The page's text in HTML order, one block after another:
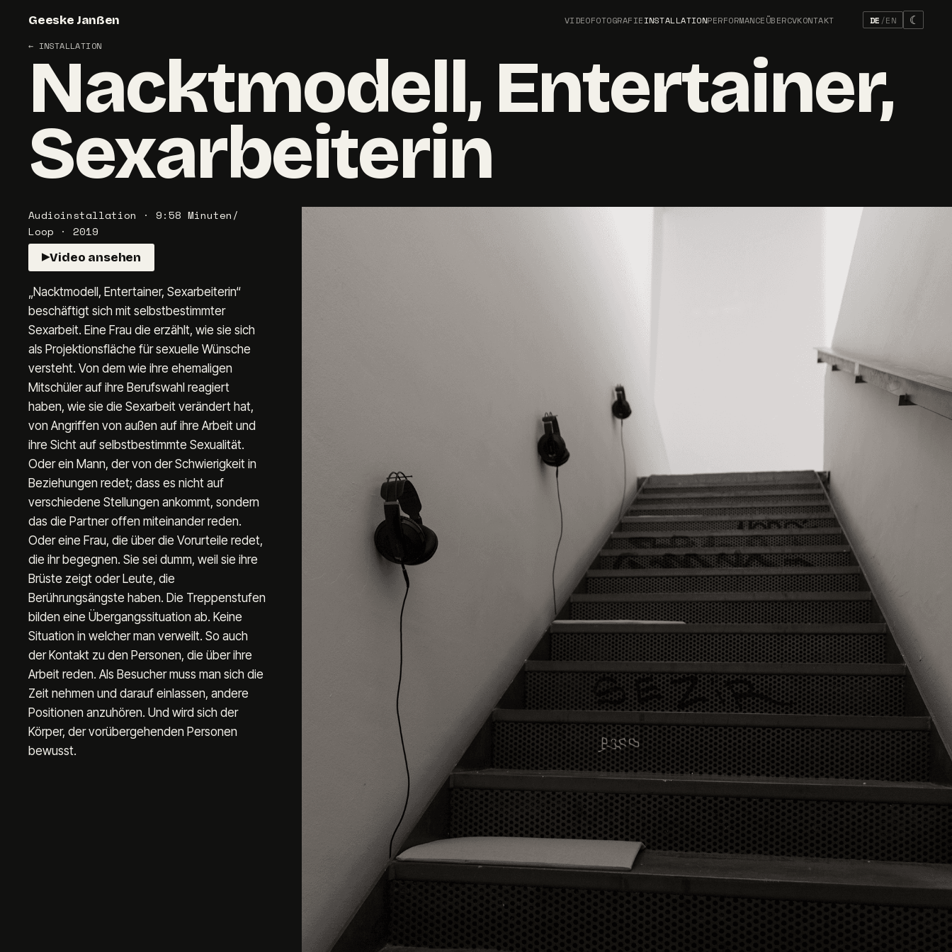
Geeske Janßen VIDEOFOTOGRAFIEINSTALLATIONPERFORMANCEÜBERCVKONTAKT DE /EN ☾
← INSTALLATION
Nacktmodell, Entertainer,
Sexarbeiterin
Audioinstallation · 9:58 Minuten/
Loop · 2019
▶Video ansehen
„Nacktmodell, Entertainer, Sexarbeiterin“
beschäftigt sich mit selbstbestimmter
Sexarbeit. Eine Frau die erzählt, wie sie sich
als Projektionsfläche für sexuelle Wünsche
versteht. Von dem wie ihre ehemaligen
Mitschüler auf ihre Berufswahl reagiert
haben, wie sie die Sexarbeit verändert hat,
von Angriffen von außen auf ihre Arbeit und
ihre Sicht auf selbstbestimmte Sexualität.
Oder ein Mann, der von der Schwierigkeit in
Beziehungen redet; dass es nicht auf
verschiedene Stellungen ankommt, sondern
das die Partner offen miteinander reden.
Oder eine Frau, die über die Vorurteile redet,
die ihr begegnen. Sie sei dumm, weil sie ihre
Brüste zeigt oder Leute, die
Berührungsängste haben. Die Treppenstufen
bilden eine Übergangssituation ab. Keine
Situation in welcher man verweilt. So auch
der Kontakt zu den Personen, die über ihre
Arbeit reden. Als Besucher muss man sich die
Zeit nehmen und darauf einlassen, andere
Positionen anzuhören. Und wird sich der
Körper, der vorübergehenden Personen
bewusst.